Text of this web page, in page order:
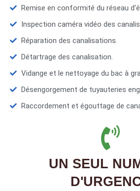
Remise en conformité du réseau
Inspection caméra vidéo des
Réparation des canalisations.
Détartrage des canalisation.
Vidange et le nettoyage du bac à
Désengorgement de tuyauteries
Raccordement et égouttage de
UN SEUL